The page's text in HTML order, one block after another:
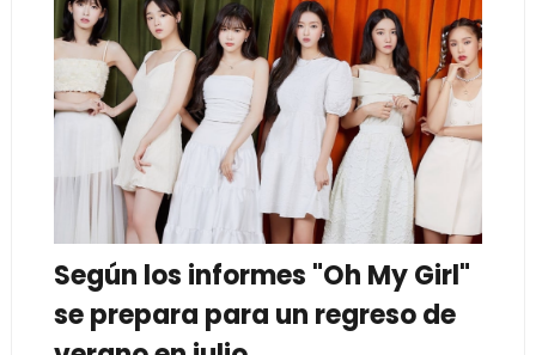
Según los informes "Oh My Girl"
se prepara para un regreso de